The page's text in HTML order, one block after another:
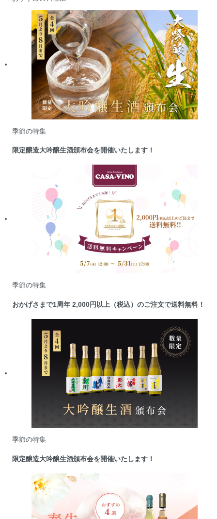
季節の特集
限定醸造大吟醸生酒頒布会を開催いたします！
季節の特集
おかげさまで1周年 2,000円以上（税込）のご注文で送料無料！
季節の特集
限定醸造大吟醸生酒頒布会を開催いたします！